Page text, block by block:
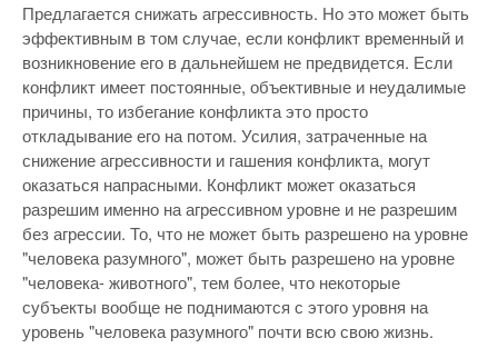
Предлагается снижать агрессивность. Но это может быть
эффективным в том случае, если конфликт временный и
возникновение его в дальнейшем не предвидется. Если
конфликт имеет постоянные, объективные и неудалимые
причины, то избегание конфликта это просто
откладывание его на потом. Усилия, затраченные на
снижение агрессивности и гашения конфликта, могут
оказаться напрасными. Конфликт может оказаться
разрешим именно на агрессивном уровне и не разрешим
без агрессии. То, что не может быть разрешено на уровне
"человека разумного", может быть разрешено на уровне
"человека- животного", тем более, что некоторые
субъекты вообще не поднимаются с этого уровня на
уровень "человека разумного" почти всю свою жизнь.